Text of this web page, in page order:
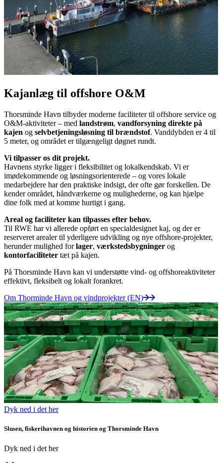
Kajanlæg til offshore O&M
Thorsminde Havn tilbyder moderne faciliteter til offshore service og
O&M-aktiviteter – med landstrøm, vandforsyning direkte på
kajen og selvbetjeningsløsning til brændstof. Vanddybden er 4 til
5 meter, og området er tilgængeligt døgnet rundt.
Vi tilpasser os dit projekt.
Havnens styrke ligger i fleksibilitet og lokalkendskab. Vi er
imødekommende og løsningsorienterede – og vores lokale
medarbejdere har den praktiske indsigt, der ofte gør forskellen. De
kender området, håndværkerne og mulighederne, og kan hjælpe
dine folk med at komme hurtigt i gang.
Areal og faciliteter kan tilpasses efter behov.
Til RWE har vi allerede opført en specialdesignet kaj, og der er
reserveret arealer til yderligere udvikling og nye offshore-projekter,
herunder mulighed forlager, værkstedsbygninger og
kontorfaciliteter tæt på kajen.
På Thorsminde Havn kan vi understøtte vind- og offshoreaktiviteter
effektivt, fleksibelt og lokalt forankret.
Om Thorminde Havn og vindprojekter (EN)
Dyk ned i det her
Slusen, fiskerihavnen og historien og Thorsminde Havn
Dyk ned i det her